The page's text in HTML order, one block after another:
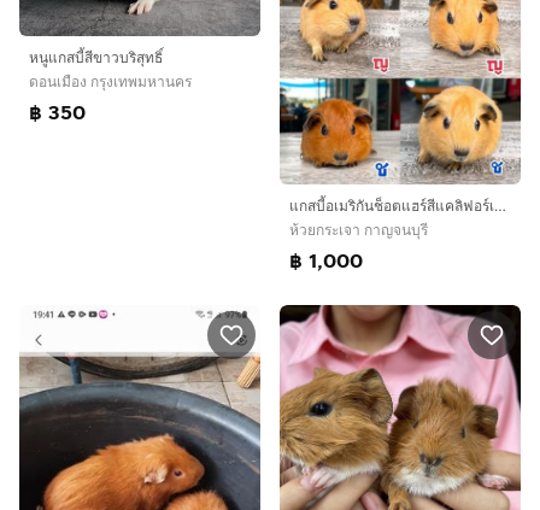
หนูแกสบี้สีขาวบริสุทธิ์
ดอนเมือง กรุงเทพมหานคร
฿ 350
แกสบี้อเมริกันช็อตแฮร์สีแคลิฟอร์เนีย
ห้วยกระเจา กาญจนบุรี
฿ 1,000